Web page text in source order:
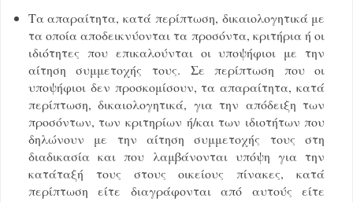
Τα απαραίτητα, κατά περίπτωση, δικαιολογητικά με
τα οποία αποδεικνύονται τα προσόντα, κριτήρια ή οι
ιδιότητες που επικαλούνται οι υποψήφιοι με την
αίτηση συμμετοχής τους. Σε περίπτωση που οι
υποψήφιοι δεν προσκομίσουν, τα απαραίτητα, κατά
περίπτωση, δικαιολογητικά, για την απόδειξη των
προσόντων, των κριτηρίων ή/και των ιδιοτήτων που
δηλώνουν με την αίτηση συμμετοχής τους στη
διαδικασία και που λαμβάνονται υπόψη για την
κατάταξή τους στους οικείους πίνακες, κατά
περίπτωση είτε διαγράφονται από αυτούς είτε